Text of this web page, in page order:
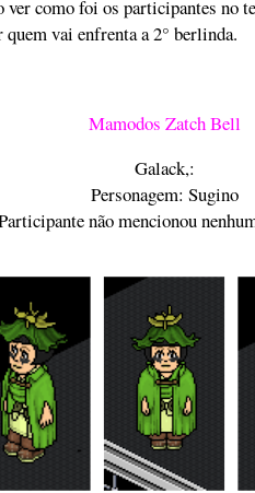
ver como foi os participantes no
vai enfrenta a 2° berlinda.
Mamodos Zatch Bell
Galack,:
Personagem: Sugino
não mencionou